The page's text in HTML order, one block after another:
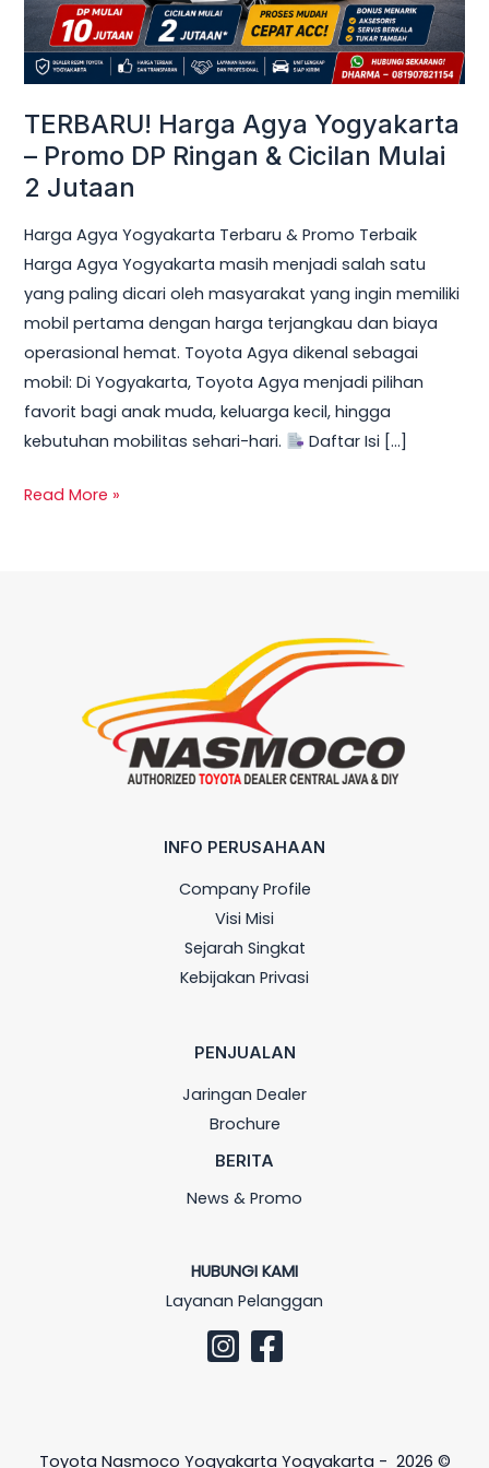
TERBARU! Harga Agya Yogyakarta
– Promo DP Ringan & Cicilan Mulai
2 Jutaan
Harga Agya Yogyakarta Terbaru & Promo Terbaik
Harga Agya Yogyakarta masih menjadi salah satu
yang paling dicari oleh masyarakat yang ingin memiliki
mobil pertama dengan harga terjangkau dan biaya
operasional hemat. Toyota Agya dikenal sebagai
mobil: Di Yogyakarta, Toyota Agya menjadi pilihan
favorit bagi anak muda, keluarga kecil, hingga
kebutuhan mobilitas sehari-hari.
Daftar Isi […]
Ringan
Cicilan
2
Jutaan
Read More »
INFO PERUSAHAAN
Company Profile
Visi Misi
Sejarah Singkat
Kebijakan Privasi
PENJUALAN
Jaringan Dealer
Brochure
BERITA
News & Promo
HUBUNGI KAMI
Layanan Pelanggan
Toyota Nasmoco Yogyakarta Yogyakarta - 2026 ©